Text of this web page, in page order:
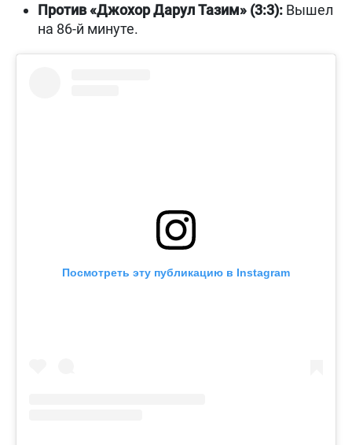
Против «Джохор Дарул Тазим» (3:3): Вышел
на 86-й минуте.
Посмотреть эту публикацию в Instagram